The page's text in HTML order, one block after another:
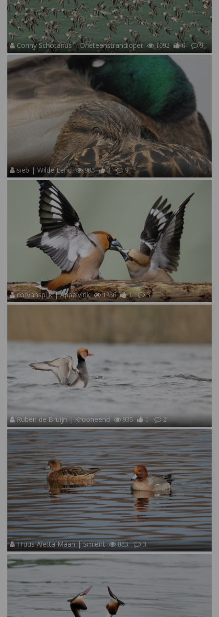
Conny Schotanus | Drieteenstrandloper 1092 6 9
sieb | Wilde Eend 903 3 9
corvanspijk | Appelvink 1236 1 3
Ruben de Bruijn | Krooneend 935 1 2
Truus Aletta Maan | Smient 883 3